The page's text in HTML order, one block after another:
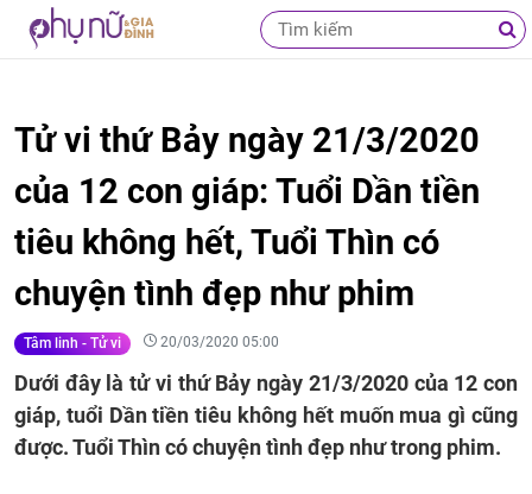
Tử vi thứ Bảy ngày 21/3/2020
của 12 con giáp: Tuổi Dần tiền
tiêu không hết, Tuổi Thìn có
chuyện tình đẹp như phim
Tâm linh - Tử vi 20/03/2020 05:00
Dưới đây là tử vi thứ Bảy ngày 21/3/2020 của 12 con
giáp, tuổi Dần tiền tiêu không hết muốn mua gì cũng
được. Tuổi Thìn có chuyện tình đẹp như trong phim.